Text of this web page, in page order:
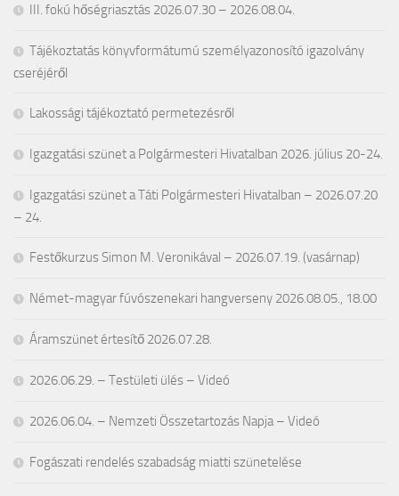
III. fokú hőségriasztás 2026.07.30 – 2026.08.04.
Tájékoztatás könyvformátumú személyazonosító igazolvány
cseréjéről
Lakossági tájékoztató permetezésről
Igazgatási szünet a Polgármesteri Hivatalban 2026. július 20-24.
Igazgatási szünet a Táti Polgármesteri Hivatalban – 2026.07.20
– 24.
Festőkurzus Simon M. Veronikával – 2026.07.19. (vasárnap)
Német-magyar fúvószenekari hangverseny 2026.08.05., 18.00
Áramszünet értesítő 2026.07.28.
2026.06.29. – Testületi ülés – Videó
2026.06.04. – Nemzeti Összetartozás Napja – Videó
Fogászati rendelés szabadság miatti szünetelése